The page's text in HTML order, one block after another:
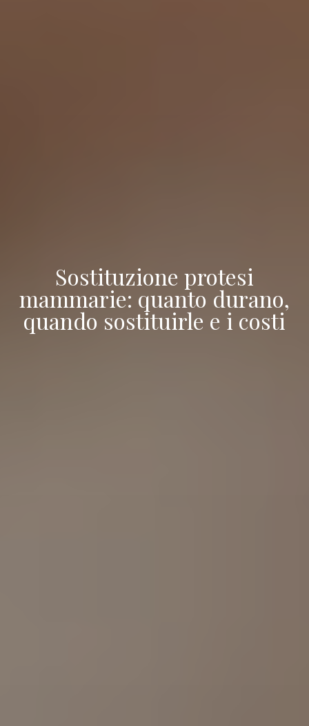
Sostituzione protesi
mammarie: quanto durano,
quando sostituirle e i costi